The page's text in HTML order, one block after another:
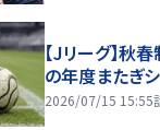
【Jリーグ】秋
の年度またぎ
2026/07/15 15:55